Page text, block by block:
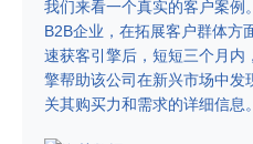
我们来看一个真实的客户案例
B2B企业，在拓展客户群体方
速获客引擎后，短短三个月内
擎帮助该公司在新兴市场中发
关其购买力和需求的详细信息。